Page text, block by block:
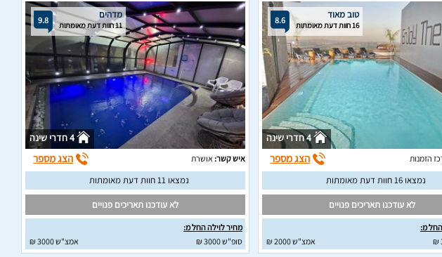
8.6 טוב מאוד
16 חוות דעת מאומתות
4 חדרי שינה
הזמנות הצג מספר
נמצאו 16 חוות דעת מאומתות
לא עודכנו תאריכים פנויים
החל מ:
אמצ"ש 2000 ₪
9.8 מדהים
11 חוות דעת מאומתות
4 חדרי שינה
איש קשר: אושרת הצג מספר
נמצאו 11 חוות דעת מאומתות
לא עודכנו תאריכים פנויים
מחיר לוילה החל מ:
סופ"ש 3000 ₪
אמצ"ש 3000 ₪